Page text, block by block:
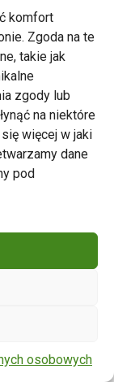
komfort
Zgoda na te
takie jak
zgody lub
na niektóre
więcej w jaki
dane
pod
osobowych